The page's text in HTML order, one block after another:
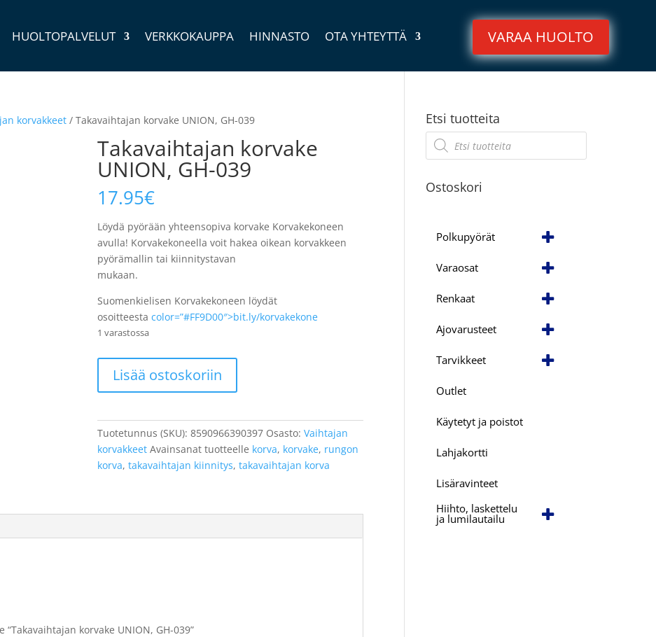
HUOLTOPALVELUT VERKKOKAUPPA HINNASTO OTA YHTEYTTÄ VARAA HUOLTO
korvakkeet / Takavaihtajan korvake UNION, GH-039
Takavaihtajan korvake
UNION, GH-039
17.95€
Löydä pyörään yhteensopiva korvake Korvakekoneen
avulla! Korvakekoneella voit hakea oikean korvakkeen
pyörämallin tai kiinnitystavan
mukaan.
Suomenkielisen Korvakekoneen löydät
osoitteestacolor=”#FF9D00″>bit.ly/korvakekone
1 varastossa
korvake
UNION,
039
määrä
Lisää ostoskoriin
Tuotetunnus (SKU):8590966390397 Osasto:Vaihtajan
korvakkeet Avainsanat tuotteelle korva, korvake, rungon
korva,takavaihtajan kiinnitys,takavaihtajan korva
korvake UNION, GH-039”
Etsi tuotteita
Products
search
Ostoskori
Polkupyörät
Varaosat
Renkaat
Ajovarusteet
Tarvikkeet
Outlet
Käytetyt ja poistot
Lahjakortti
Lisäravinteet
Hiihto, laskettelu
ja lumilautailu